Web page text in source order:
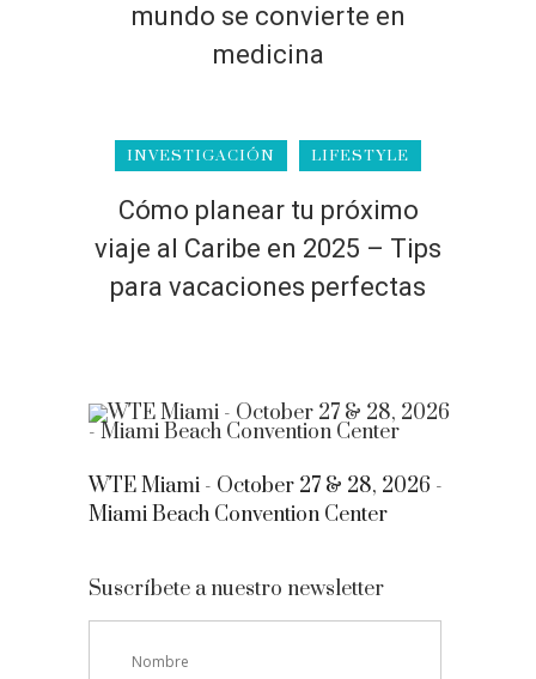
mundo se convierte en
medicina
INVESTIGACIÓN LIFESTYLE
Cómo planear tu próximo
viaje al Caribe en 2025 – Tips
para vacaciones perfectas
WTE Miami - October 27 & 28, 2026 -
Miami Beach Convention Center
Suscríbete a nuestro newsletter